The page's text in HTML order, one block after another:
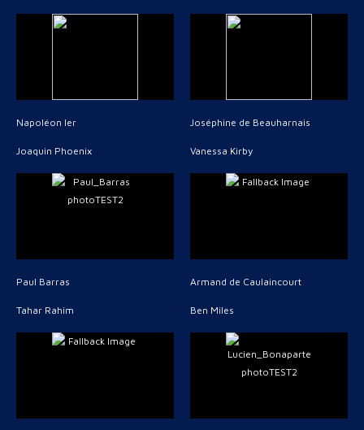
Napoléon Ier
Joaquin Phoenix
Joséphine de Beauharnais
Vanessa Kirby
Paul Barras
Tahar Rahim
Armand de Caulaincourt
Ben Miles